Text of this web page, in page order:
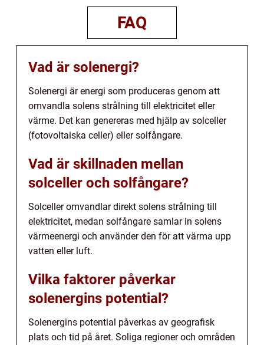
FAQ
Vad är solenergi?
Solenergi är energi som produceras genom att
omvandla solens strålning till elektricitet eller
värme. Det kan genereras med hjälp av solceller
(fotovoltaiska celler) eller solfångare.
Vad är skillnaden mellan
solceller och solfångare?
Solceller omvandlar direkt solens strålning till
elektricitet, medan solfångare samlar in solens
värmeenergi och använder den för att värma upp
vatten eller luft.
Vilka faktorer påverkar
solenergins potential?
Solenergins potential påverkas av geografisk
plats och tid på året. Soliga regioner och områden